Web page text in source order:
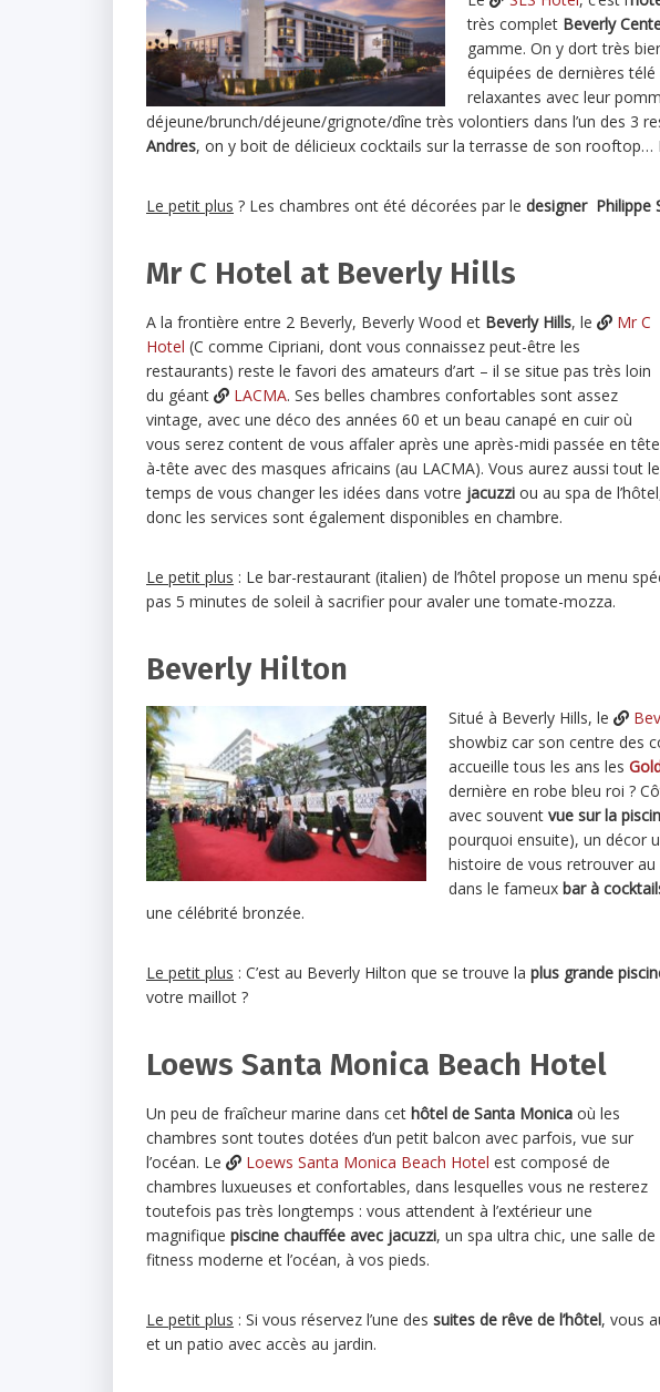
très complet Beverly
gamme. On y dort très
équipées de dernières
relaxantes avec leur
déjeune/brunch/déjeune/grignote/dîne très volontiers dans l’un des 3
Andres, on y boit de délicieux cocktails sur la terrasse de son rooftop…
Le petit plus ? Les chambres ont été décorées par le designer Philippe
Mr C Hotel at Beverly Hills
A la frontière entre 2 Beverly, Beverly Wood et Beverly Hills, le
Mr C
Hotel (C comme Cipriani, dont vous connaissez peut-être les
restaurants) reste le favori des amateurs d’art – il se situe pas très loin
du géant
LACMA. Ses belles chambres confortables sont assez
vintage, avec une déco des années 60 et un beau canapé en cuir où
vous serez content de vous affaler après une après-midi passée en
à-tête avec des masques africains (au LACMA). Vous aurez aussi tout le
temps de vous changer les idées dans votre jacuzzi ou au spa de
donc les services sont également disponibles en chambre.
Le petit plus : Le bar-restaurant (italien) de l’hôtel propose un menu
pas 5 minutes de soleil à sacrifier pour avaler une tomate-mozza.
Beverly Hilton
Situé à Beverly Hills, le
showbiz car son centre des
accueille tous les ans les
dernière en robe bleu roi ?
avec souvent vue sur la
pourquoi ensuite), un décor
histoire de vous retrouver au
dans le fameux bar à
une célébrité bronzée.
Le petit plus : C’est au Beverly Hilton que se trouve la plus grande
votre maillot ?
Loews Santa Monica Beach Hotel
Un peu de fraîcheur marine dans cet hôtel de Santa Monica où les
chambres sont toutes dotées d’un petit balcon avec parfois, vue sur
l’océan. Le
Loews Santa Monica Beach Hotel est composé de
chambres luxueuses et confortables, dans lesquelles vous ne resterez
toutefois pas très longtemps : vous attendent à l’extérieur une
magnifique piscine chauffée avec jacuzzi, un spa ultra chic, une salle de
fitness moderne et l’océan, à vos pieds.
Le petit plus : Si vous réservez l’une des suites de rêve de l’hôtel, vous
et un patio avec accès au jardin.